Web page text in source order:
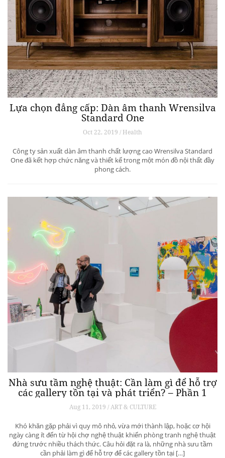
Lựa chọn đẳng cấp: Dàn âm thanh Wrensilva
Standard One
Oct 22, 2019 / Health
Công ty sản xuất dàn âm thanh chất lượng cao Wrensilva Standard
One đã kết hợp chức năng và thiết kế trong một món đồ nội thất đầy
phong cách.
Nhà sưu tầm nghệ thuật: Cần làm gì để hỗ trợ
các gallery tồn tại và phát triển? – Phần 1
Aug 11, 2019 / ART & CULTURE
Khó khăn gặp phải vì quy mô nhỏ, vừa mới thành lập, hoặc cơ hội
ngày càng ít đến từ hội chợ nghệ thuật khiến phòng tranh nghệ thuật
đứng trước nhiều thách thức. Câu hỏi đặt ra là, những nhà sưu tầm
cần phải làm gì để hỗ trợ để các gallery tồn tại […]